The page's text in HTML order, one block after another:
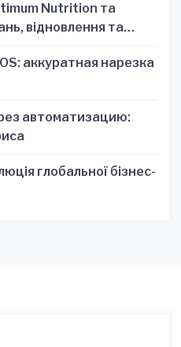
Nutrition та
відновлення та
аккуратная нарезка
автоматизацию:
глобальної бізнес-